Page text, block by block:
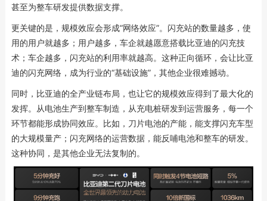
甚至为整车研发提供数据支撑。
更关键的是，规模效应会形成“网络效应”。闪充站的数量越多，使
用的用户就越多；用户越多，车企就越愿意搭载比亚迪的闪充技
术；车企越多，闪充站的利用率就越高。这种正向循环，会让比亚
迪的闪充网络，成为行业的“基础设施”，其他企业很难撼动。
同时，比亚迪的全产业链布局，也让它的规模效应得到了最大化的
发挥。从电池生产到整车制造，从充电桩研发到运营服务，每一个
环节都能形成协同效应。比如，刀片电池的产能，能支撑闪充车型
的大规模量产；闪充网络的运营数据，能反哺电池和整车的研发。
这种协同，是其他企业无法复制的。